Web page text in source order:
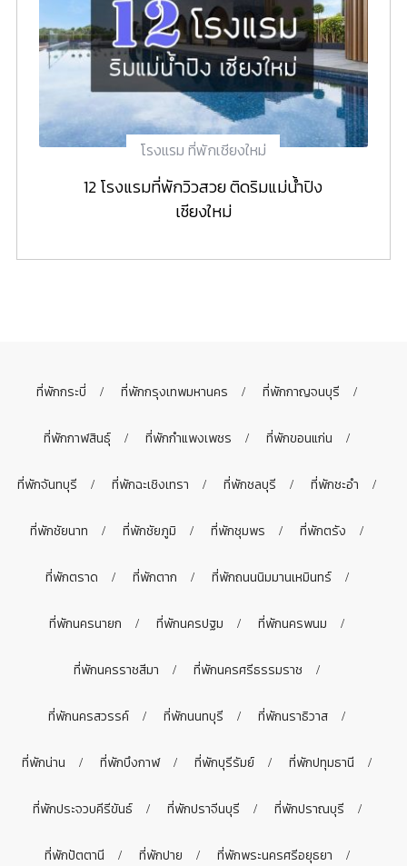
โรงแรม ที่พักเชียงใหม่
12 โรงแรมที่พักวิวสวย ติดริมแม่น้ำปิง
เชียงใหม่
ที่พักกระบี่ ที่พักกรุงเทพมหานคร ที่พักกาญจนบุรี
ที่พักกาฬสินธุ์ ที่พักกำแพงเพชร ที่พักขอนแก่น
ที่พักจันทบุรี ที่พักฉะเชิงเทรา ที่พักชลบุรี ที่พักชะอำ
ที่พักชัยนาท ที่พักชัยภูมิ ที่พักชุมพร ที่พักตรัง
ที่พักตราด ที่พักตาก ที่พักถนนนิมมานเหมินทร์
ที่พักนครนายก ที่พักนครปฐม ที่พักนครพนม
ที่พักนครราชสีมา ที่พักนครศรีธรรมราช
ที่พักนครสวรรค์ ที่พักนนทบุรี ที่พักนราธิวาส
ที่พักน่าน ที่พักบึงกาฬ ที่พักบุรีรัมย์ ที่พักปทุมธานี
ที่พักประจวบคีรีขันธ์ ที่พักปราจีนบุรี ที่พักปราณบุรี
ที่พักปัตตานี ที่พักปาย ที่พักพระนครศรีอยุธยา